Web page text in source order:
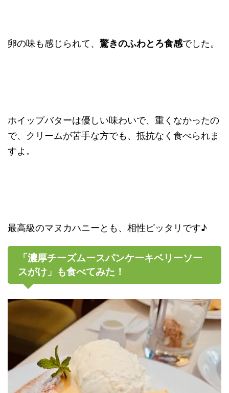
卵の味も感じられて、 驚きのふわとろ食感でした。
ホイップバターは優しい味わいで、重くなかったの
で、クリームが苦手な方でも、抵抗なく食べられま
すよ。
最高級のマヌカハニーとも、相性ピッタリです♪
「濃厚チーズムースパンケーキベリーソー
スがけ」も食べてみた！